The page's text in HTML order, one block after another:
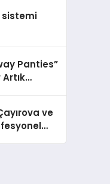
sistemi
Panties”
ve